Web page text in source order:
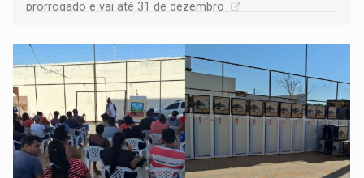
prorrogado e vai até 31 de dezembro